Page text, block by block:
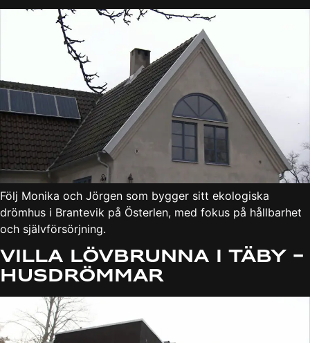
Följ Monika och Jörgen som bygger sitt ekologiska
drömhus i Brantevik på Österlen, med fokus på hållbarhet
och självförsörjning.
Villa Lövbrunna i Täby –
Husdrömmar